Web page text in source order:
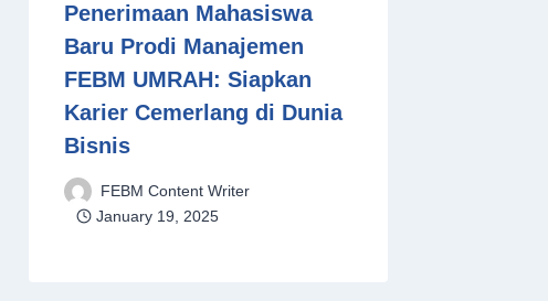
Penerimaan Mahasiswa
Baru Prodi Manajemen
FEBM UMRAH: Siapkan
Karier Cemerlang di Dunia
Bisnis
FEBM Content Writer
January 19, 2025